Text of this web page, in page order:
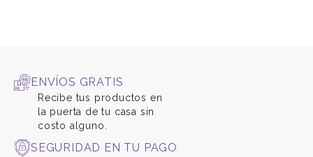
ENVÍOS GRATIS
Recibe tus productos en
la puerta de tu casa sin
costo alguno.
SEGURIDAD EN TU PAGO